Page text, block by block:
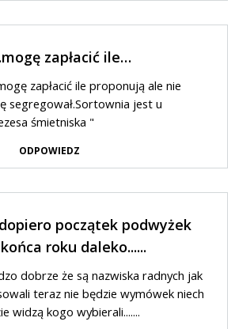
zapłacić ile…
zapłacić ile proponują ale nie
segregował.Sortownia jest u
śmietniska "
ODPOWIEDZ
początek podwyżek
roku daleko......
dobrze że są nazwiska radnych jak
teraz nie będzie wymówek niech
widzą kogo wybierali.......